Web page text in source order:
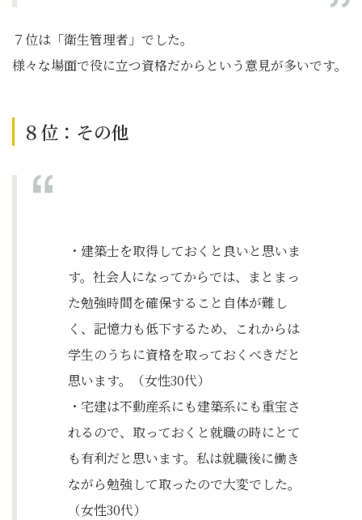
７位は「衛生管理者」でした。
様々な場面で役に立つ資格だからという意見が多いです。
８位：その他
・建築士を取得しておくと良いと思いま
す。社会人になってからでは、まとまっ
た勉強時間を確保すること自体が難し
く、記憶力も低下するため、これからは
学生のうちに資格を取っておくべきだと
思います。（女性30代）
・宅建は不動産系にも建築系にも重宝さ
れるので、取っておくと就職の時にとて
も有利だと思います。私は就職後に働き
ながら勉強して取ったので大変でした。
（女性30代）